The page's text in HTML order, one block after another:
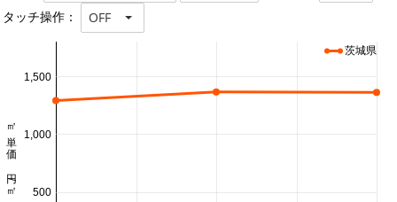
タッチ操作： OFF
500
1,000
1,500
㎡単価 円/㎡
茨城県